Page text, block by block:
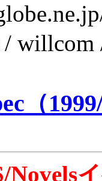
/
（
Novels